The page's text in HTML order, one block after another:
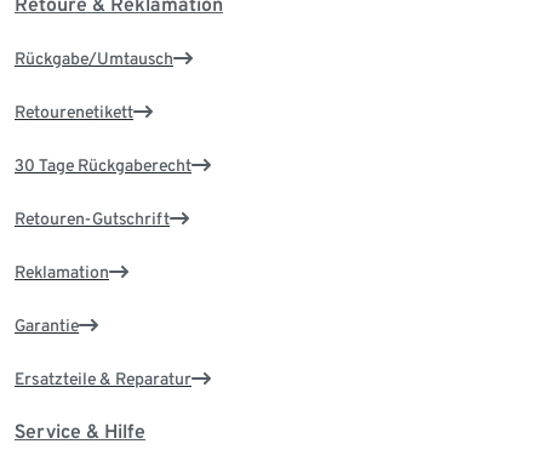
Rückgabe/Umtausch
Retourenetikett
30 Tage Rückgaberecht
Retouren-Gutschrift
Reklamation
Garantie
Ersatzteile & Reparatur
Service & Hilfe